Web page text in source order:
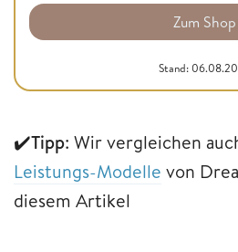
Zum Shop
Stand:
✔️Tipp: Wir vergleichen
Leistungs-Modelle von
diesem Artikel